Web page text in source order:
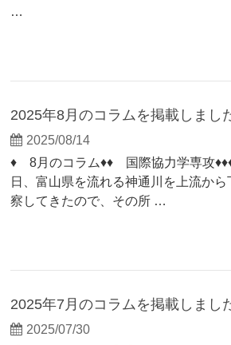
…
2025年8月のコラムを掲載しまし
2025/08/14
♦ 8月のコラム♦♦ 国際協力学専攻
日、富山県を流れる神通川を上流か
察してきたので、その所 …
2025年7月のコラムを掲載しまし
2025/07/30